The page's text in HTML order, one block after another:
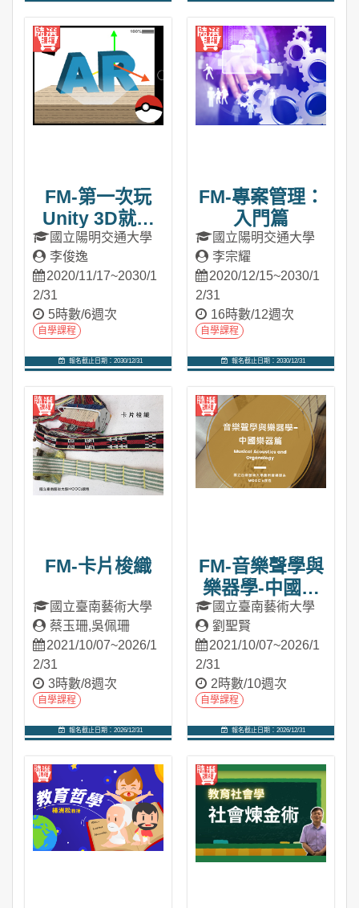
FM-第一次玩
Unity 3D就上
手：用AR實現
你的寶可夢
國立陽明交通大學
李俊逸
2020/11/17~2030/1
2/31
5時數/6週次
自學課程
報名截止日期：2030/12/31
FM-專案管理：
入門篇
國立陽明交通大學
李宗耀
2020/12/15~2030/1
2/31
16時數/12週次
自學課程
報名截止日期：2030/12/31
FM-卡片梭織
國立臺南藝術大學
蔡玉珊,吳佩珊
2021/10/07~2026/1
2/31
3時數/8週次
自學課程
報名截止日期：2026/12/31
FM-音樂聲學與
樂器學-中國樂
器篇
國立臺南藝術大學
劉聖賢
2021/10/07~2026/1
2/31
2時數/10週次
自學課程
報名截止日期：2026/12/31